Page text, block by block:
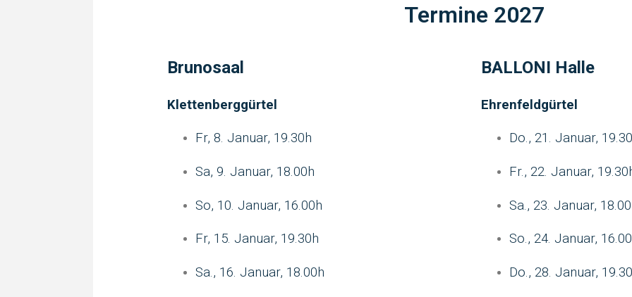
Termine 2027
Brunosaal
Klettenberggürtel
Fr, 8. Januar, 19.30h
Sa, 9. Januar, 18.00h
So, 10. Januar, 16.00h
Fr, 15. Januar, 19.30h
Sa., 16. Januar, 18.00h
BALLONI Halle
Ehrenfeldgürtel
Do., 21. Januar,
Fr., 22. Januar,
Sa., 23. Januar,
So., 24. Januar,
Do., 28. Januar,